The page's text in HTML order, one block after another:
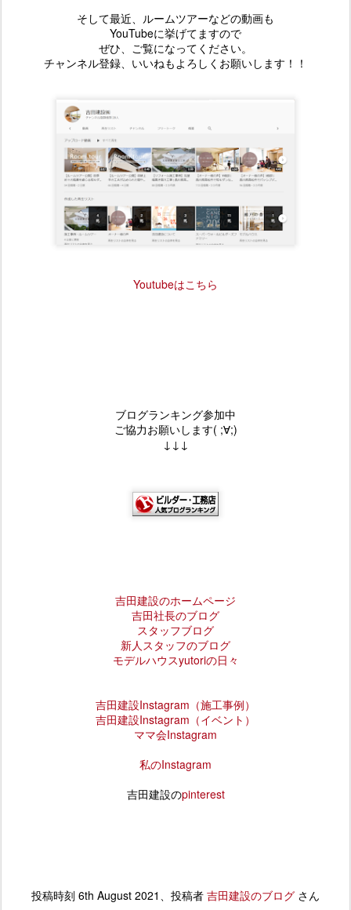
そして最近、ルームツアーなどの動画も
YouTubeに挙げてますので
ぜひ、ご覧になってください。
チャンネル登録、いいねもよろしくお願いします！！
Youtubeはこちら
ブログランキング参加中
ご協力お願いします( ;∀;)
↓↓↓
吉田建設のホームページ
吉田社長のブログ
スタッフブログ
新人スタッフのブログ
モデルハウスyutoriの日々
吉田建設Instagram （施工事例）
吉田建設Instagram（イベント）
ママ会Instagram
私のInstagram
吉田建設のpinterest
投稿時刻 6th August 2021 、投稿者 吉田建設のブログ さん